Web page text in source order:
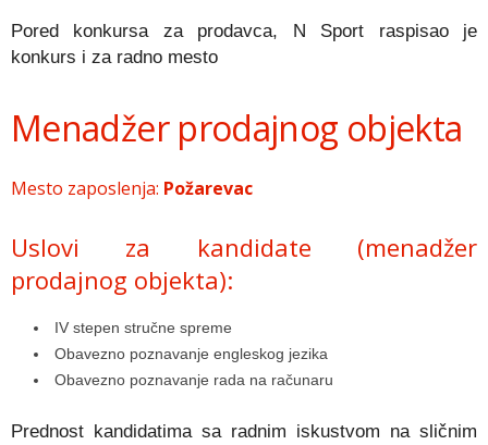
Pored konkursa za prodavca, N Sport raspisao je
konkurs i za radno mesto
Menadžer prodajnog objekta
Mesto zaposlenja: Požarevac
Uslovi za kandidate (menadžer
prodajnog objekta):
IV stepen stručne spreme
Obavezno poznavanje engleskog jezika
Obavezno poznavanje rada na računaru
Prednost kandidatima sa radnim iskustvom na sličnim